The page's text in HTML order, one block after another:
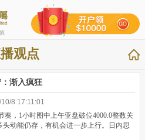
观点
渐入疯狂
8 17:11:01
，1小时图中上午亚盘破位4000.0整数关
头动能仍存，有机会进一步上行。日内思